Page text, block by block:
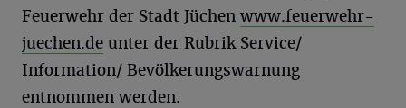
Feuerwehr der Stadt Jüchen www.feuerwehr-
juechen.de unter der Rubrik Service/
Information/ Bevölkerungswarnung
entnommen werden.